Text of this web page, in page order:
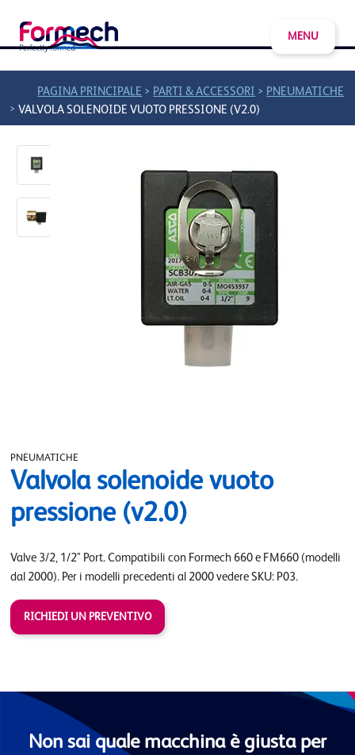
MENU
PAGINA PRINCIPALE > PARTI & ACCESSORI > PNEUMATICHE
> VALVOLA SOLENOIDE VUOTO PRESSIONE (V2.0)
PNEUMATICHE
Valvola solenoide vuoto
pressione (v2.0)
Valve 3/2, 1/2" Port. Compatibili con Formech 660 e FM660 (modelli
dal 2000). Per i modelli precedenti al 2000 vedere SKU: P03.
RICHIEDI UN PREVENTIVO
Non sai quale macchina è giusta per